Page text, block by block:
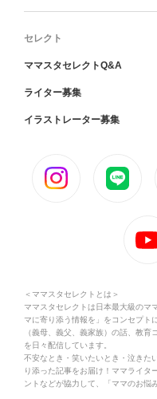
セレクト
ママスタセレクトQ&A
ライター募集
イラストレーター募集
＜ママスタセレクトとは＞
ママスタセレクトは日本最大級のマ
マに寄り添う情報を」をコンセプト
（義母、義父、義家族）の話、教
を日々配信しています。
不安なとき・笑いたいとき・泣きた
り添った記事をお届け！ママライタ
ントなどが協力して、「ママのお悩